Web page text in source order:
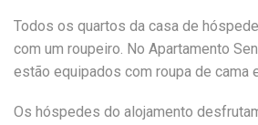
Todos os quartos da casa de
com um roupeiro. No Apartamento
estão equipados com roupa de cama
Os hóspedes do alojamento